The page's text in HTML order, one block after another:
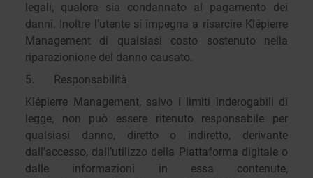
legali, qualora sia condannato al pagamento dei
danni. Inoltre l’utente si impegna a risarcire Klépierre
Management di qualsiasi costo sostenuto nella
riparazionione del danno causato.
5. Responsabilità
Klépierre Management, salvo i limiti inderogabili di
legge, non può essere ritenuto responsabile per
qualsiasi danno, diretto o indiretto, derivante
dall'accesso, dall’utilizzo della Piattaforma digitale o
dalle informazioni in essa contenute,